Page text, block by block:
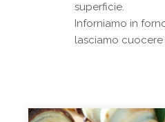
superficie.
Inforniamo in
lasciamo